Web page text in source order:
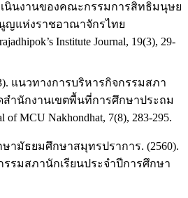
นินงานของคณะกรรมการสิทธิมนุษย
ญแห่งราชอาณาจักรไทย
Institute Journal, 19(3), 29-
แนวทางการบริหารกิจกรรมสภา
สำนักงานเขตพื้นที่การศึกษาประถม
MCU Nakhondhat, 7(8), 283-295.
ามัธยมศึกษาสมุทรปราการ. (2560).
รรมสภานักเรียนประจำปีการศึกษา